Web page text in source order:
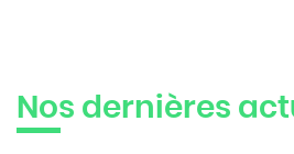
Nos dernières